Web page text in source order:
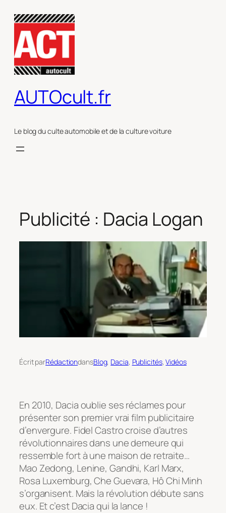
contenu
AUTOcult.fr
Le blog du culte automobile et de la culture voiture
Publicité : Dacia Logan
Écrit parRédactiondansBlog, Dacia, Publicités, Vidéos
En 2010, Dacia oublie ses réclames pour
présenter son premier vrai film publicitaire
d’envergure. Fidel Castro croise d’autres
révolutionnaires dans une demeure qui
ressemble fort à une maison de retraite…
Mao Zedong, Lenine, Gandhi, Karl Marx,
Rosa Luxemburg, Che Guevara, Hô Chi Minh
s’organisent. Mais la révolution débute sans
eux. Et c’est Dacia qui la lance !